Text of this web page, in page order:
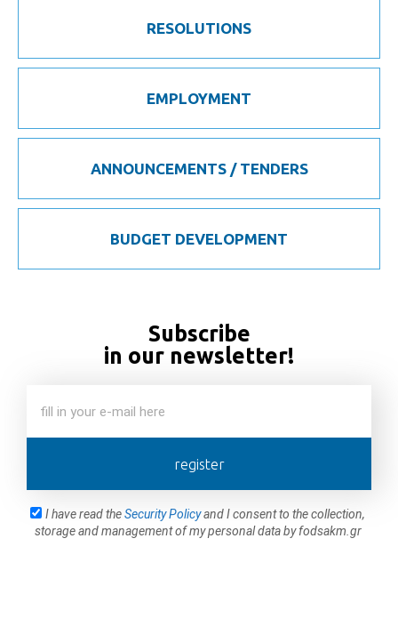
RESOLUTIONS
EMPLOYMENT
ANNOUNCEMENTS / TENDERS
BUDGET DEVELOPMENT
Subscribe
in our newsletter!
I have read theSecurity Policyand I consent to the collection,
storage and management of my personal data by fodsakm.gr
register